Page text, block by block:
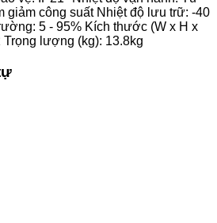
giảm công suất Nhiệt độ lưu trữ: -40
5 - 95% Kích thước (W x H x
Trọng lượng (kg): 13.8kg